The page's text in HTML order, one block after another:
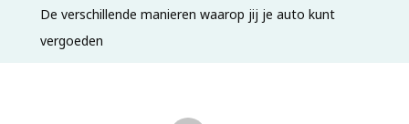
De verschillende manieren waarop jij je auto kunt
vergoeden